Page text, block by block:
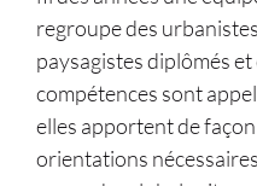
regroupe des
paysagistes diplômés
compétences sont
elles apportent de
orientations